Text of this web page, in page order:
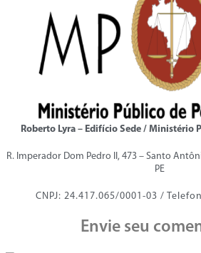
Roberto Lyra – Edifício Sede / Ministério
R. Imperador Dom Pedro II, 473 – Santo
PE
CNPJ: 24.417.065/0001-03 /
Envie seu